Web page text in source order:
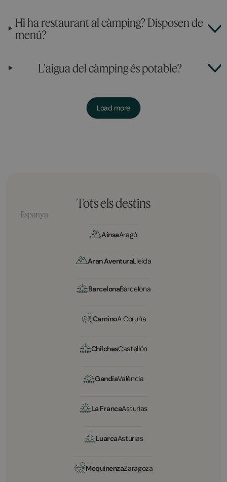
Hi ha restaurant al càmping? Disposen de
menú?
L'aigua del càmping és potable?
Load more
Tots els destins
Espanya
AínsaAragó
Aran AventuraLleida
BarcelonaBarcelona
CaminoA Coruña
ChilchesCastellón
GandíaValència
La FrancaAsturias
LuarcaAsturias
MequinenzaZaragoza